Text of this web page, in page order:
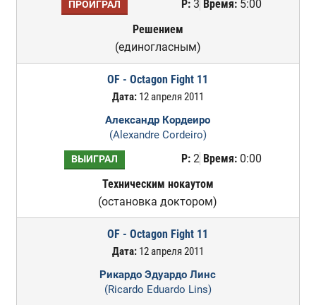
ПРОИГРАЛ Р:3 Время:5:00
Решением
(единогласным)
OF - Octagon Fight 11
Дата:12 апреля 2011
Александр Кордеиро
(Alexandre Cordeiro)
ВЫИГРАЛ Р:2 Время:0:00
Техническим нокаутом
(остановка доктором)
OF - Octagon Fight 11
Дата:12 апреля 2011
Рикардо Эдуардо Линс
(Ricardo Eduardo Lins)